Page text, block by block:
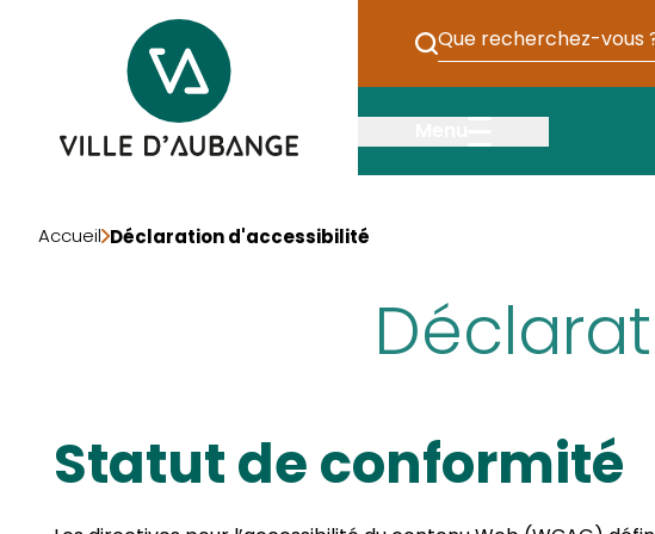
Passer au contenu principal
Entrez ici votre
Accueil Déclaration d'accessibilité
Statut de conformité